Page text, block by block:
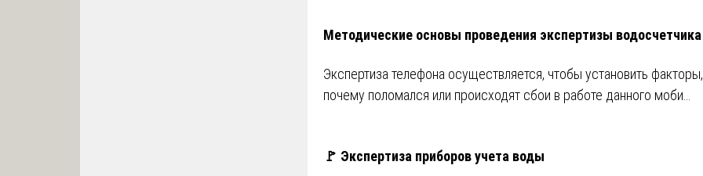
Методические основы проведения экспертизы водосчетчика
Экспертиза телефона осуществляется, чтобы установить факторы,
почему поломался или происходят сбои в работе данного моби…
🚩 Экспертиза приборов учета воды